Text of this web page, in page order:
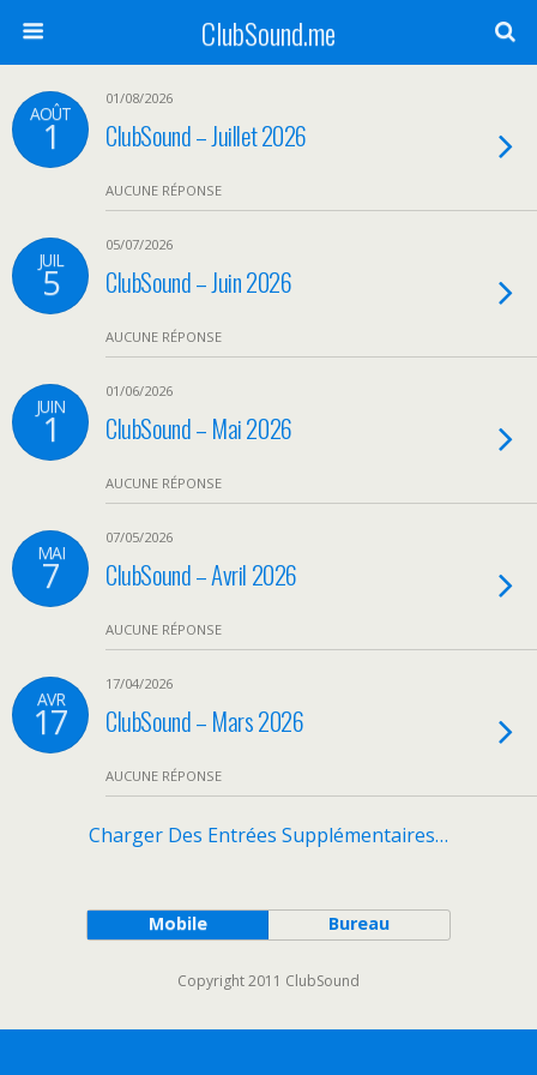
ClubSound.me
AOÛT
1
01/08/2026
ClubSound – Juillet 2026
AUCUNE RÉPONSE
JUIL
5
05/07/2026
ClubSound – Juin 2026
AUCUNE RÉPONSE
JUIN
1
01/06/2026
ClubSound – Mai 2026
AUCUNE RÉPONSE
MAI
7
07/05/2026
ClubSound – Avril 2026
AUCUNE RÉPONSE
AVR
17
17/04/2026
ClubSound – Mars 2026
AUCUNE RÉPONSE
Charger Des Entrées Supplémentaires…
Mobile Bureau
Copyright 2011 ClubSound